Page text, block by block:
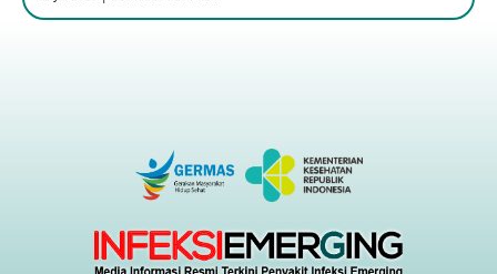
Kasus Konfirmasi A(H5NN6) di Cina
Penyakit virus Hanta di Kapal Pesiar Keberangkatan
04 May 2026